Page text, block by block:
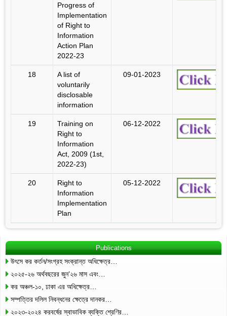
Progress of
Implementation
of Right to
Information
Action Plan
2022-23
18
A list of
voluntarily
disclosable
information
09-01-2023
19
Training on
Right to
Information
Act, 2009 (1st,
2022-23)
06-12-2022
20
Right to
Information
Implementation
Plan
05-12-2022
Publications
উৎসে কর কর্তন/সংগ্রহ সংক্রান্ত অধিক্ষেত্র…
২০২৫-২৬ অর্থবছরের জুন’২৬ মাস এবং…
কর অঞ্চল-১০, ঢাকা এর অধিক্ষেত্র…
সম্পত্তির দলিল নিবন্ধনের ক্ষেত্রে দানকর…
২০২৩-২০২৪ করবর্ষের স্বাভাবিক ব্যক্তি শ্রেণির…